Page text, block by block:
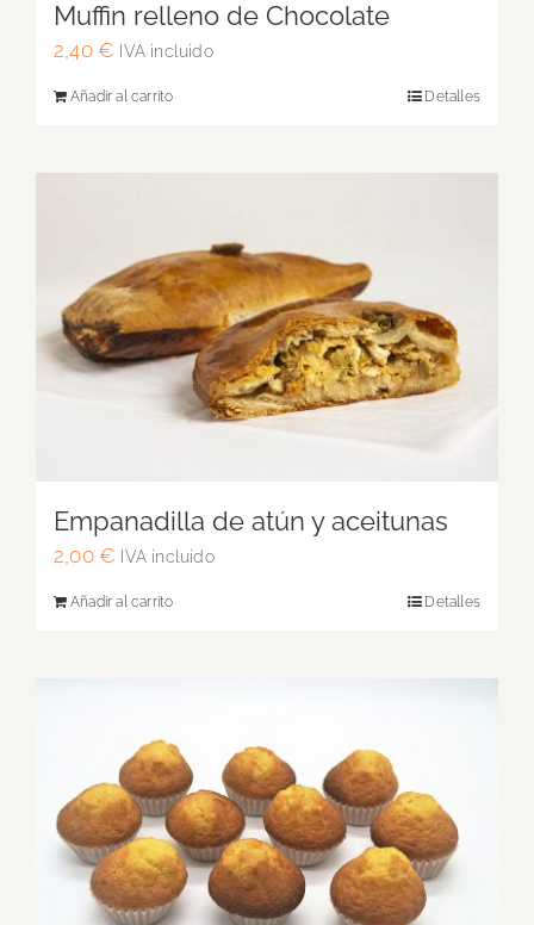
Muffin relleno de Chocolate
2,40 € IVA incluido
Añadir al carrito Detalles
Empanadilla de atún y aceitunas
2,00 € IVA incluido
Añadir al carrito Detalles